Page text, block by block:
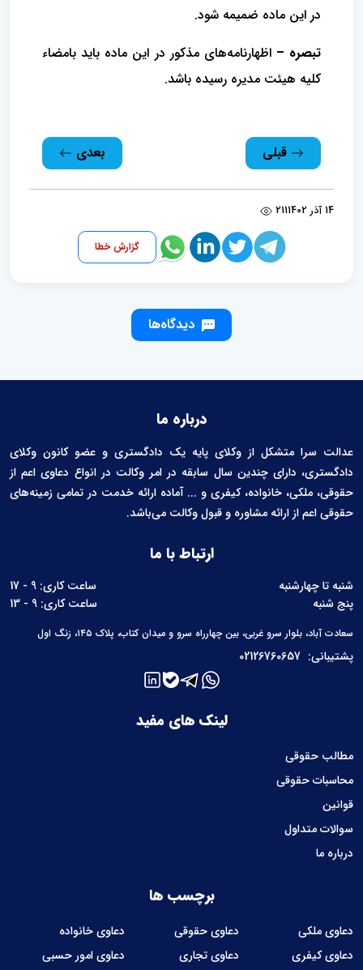
در این ماده ضمیمه شود.
‌تبصره – اظهارنامه‌های مذکور در این ماده باید بامضاء
کلیه هیئت مدیره رسیده باشد.
قبلی بعدی
14 آذر 1402 211
گزارش خطا
دیدگاه‌ها
درباره ما
عدالت سرا متشکل از وکلای پایه یک دادگستری و عضو کانون وکلای
دادگستری، دارای چندین سال سابقه در امر وکالت در انواع دعاوی اعم از
حقوقی، ملکی، خانواده، کیفری و ... آماده ارائه خدمت در تمامی زمینه‌های
حقوقی اعم از ارائه مشاوره و قبول وکالت می‌باشد.
لینک های مفید
مطالب حقوقی
محاسبات حقوقی
قوانین
سوالات متداول
درباره ما
برچسب ها
دعاوی ملکی دعاوی حقوقی
دعاوی خانواده
دعاوی کیفری
دعاوی تجاری دعاوی امور حسبی
ارتباط با ما
شنبه تا چهارشنبه
ساعت کاری: 9 - 17
پنج شنبه
ساعت کاری: 9 - 13
سعادت آباد، بلوار سرو غربی، بین چهارراه سرو و میدان کتاب، پلاک ۱۴۵، زنگ اول
پشتیبانی: 02126760657